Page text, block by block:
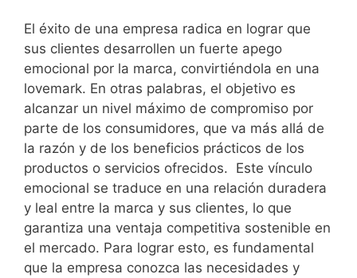
El éxito de una empresa radica en lograr que
sus clientes desarrollen un fuerte apego
emocional por la marca, convirtiéndola en una
lovemark. En otras palabras, el objetivo es
alcanzar un nivel máximo de compromiso por
parte de los consumidores, que va más allá de
la razón y de los beneficios prácticos de los
productos o servicios ofrecidos. Este vínculo
emocional se traduce en una relación duradera
y leal entre la marca y sus clientes, lo que
garantiza una ventaja competitiva sostenible en
el mercado. Para lograr esto, es fundamental
que la empresa conozca las necesidades y